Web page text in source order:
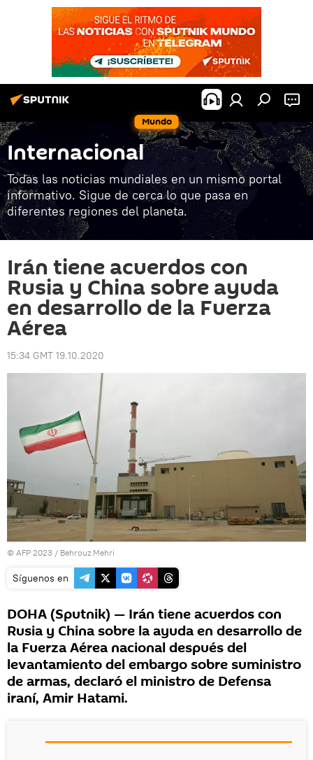
Mundo
Internacional
Todas las noticias mundiales en un mismo portal
informativo. Sigue de cerca lo que pasa en
diferentes regiones del planeta.
Irán tiene acuerdos con
Rusia y China sobre ayuda
en desarrollo de la Fuerza
Aérea
15:34 GMT 19.10.2020
© AFP 2023 / Behrouz Mehri
Síguenos en
DOHA (Sputnik) — Irán tiene acuerdos con
Rusia y China sobre la ayuda en desarrollo de
la Fuerza Aérea nacional después del
levantamiento del embargo sobre suministro
de armas, declaró el ministro de Defensa
iraní, Amir Hatami.